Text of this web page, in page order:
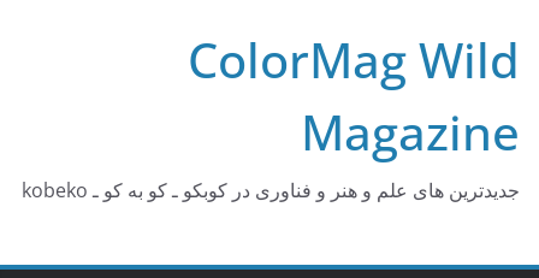
content
ColorMag Wild
Magazine
جدیدترین های علم و هنر و فناوری در کوبکو ـ کو به کو ـ kobeko